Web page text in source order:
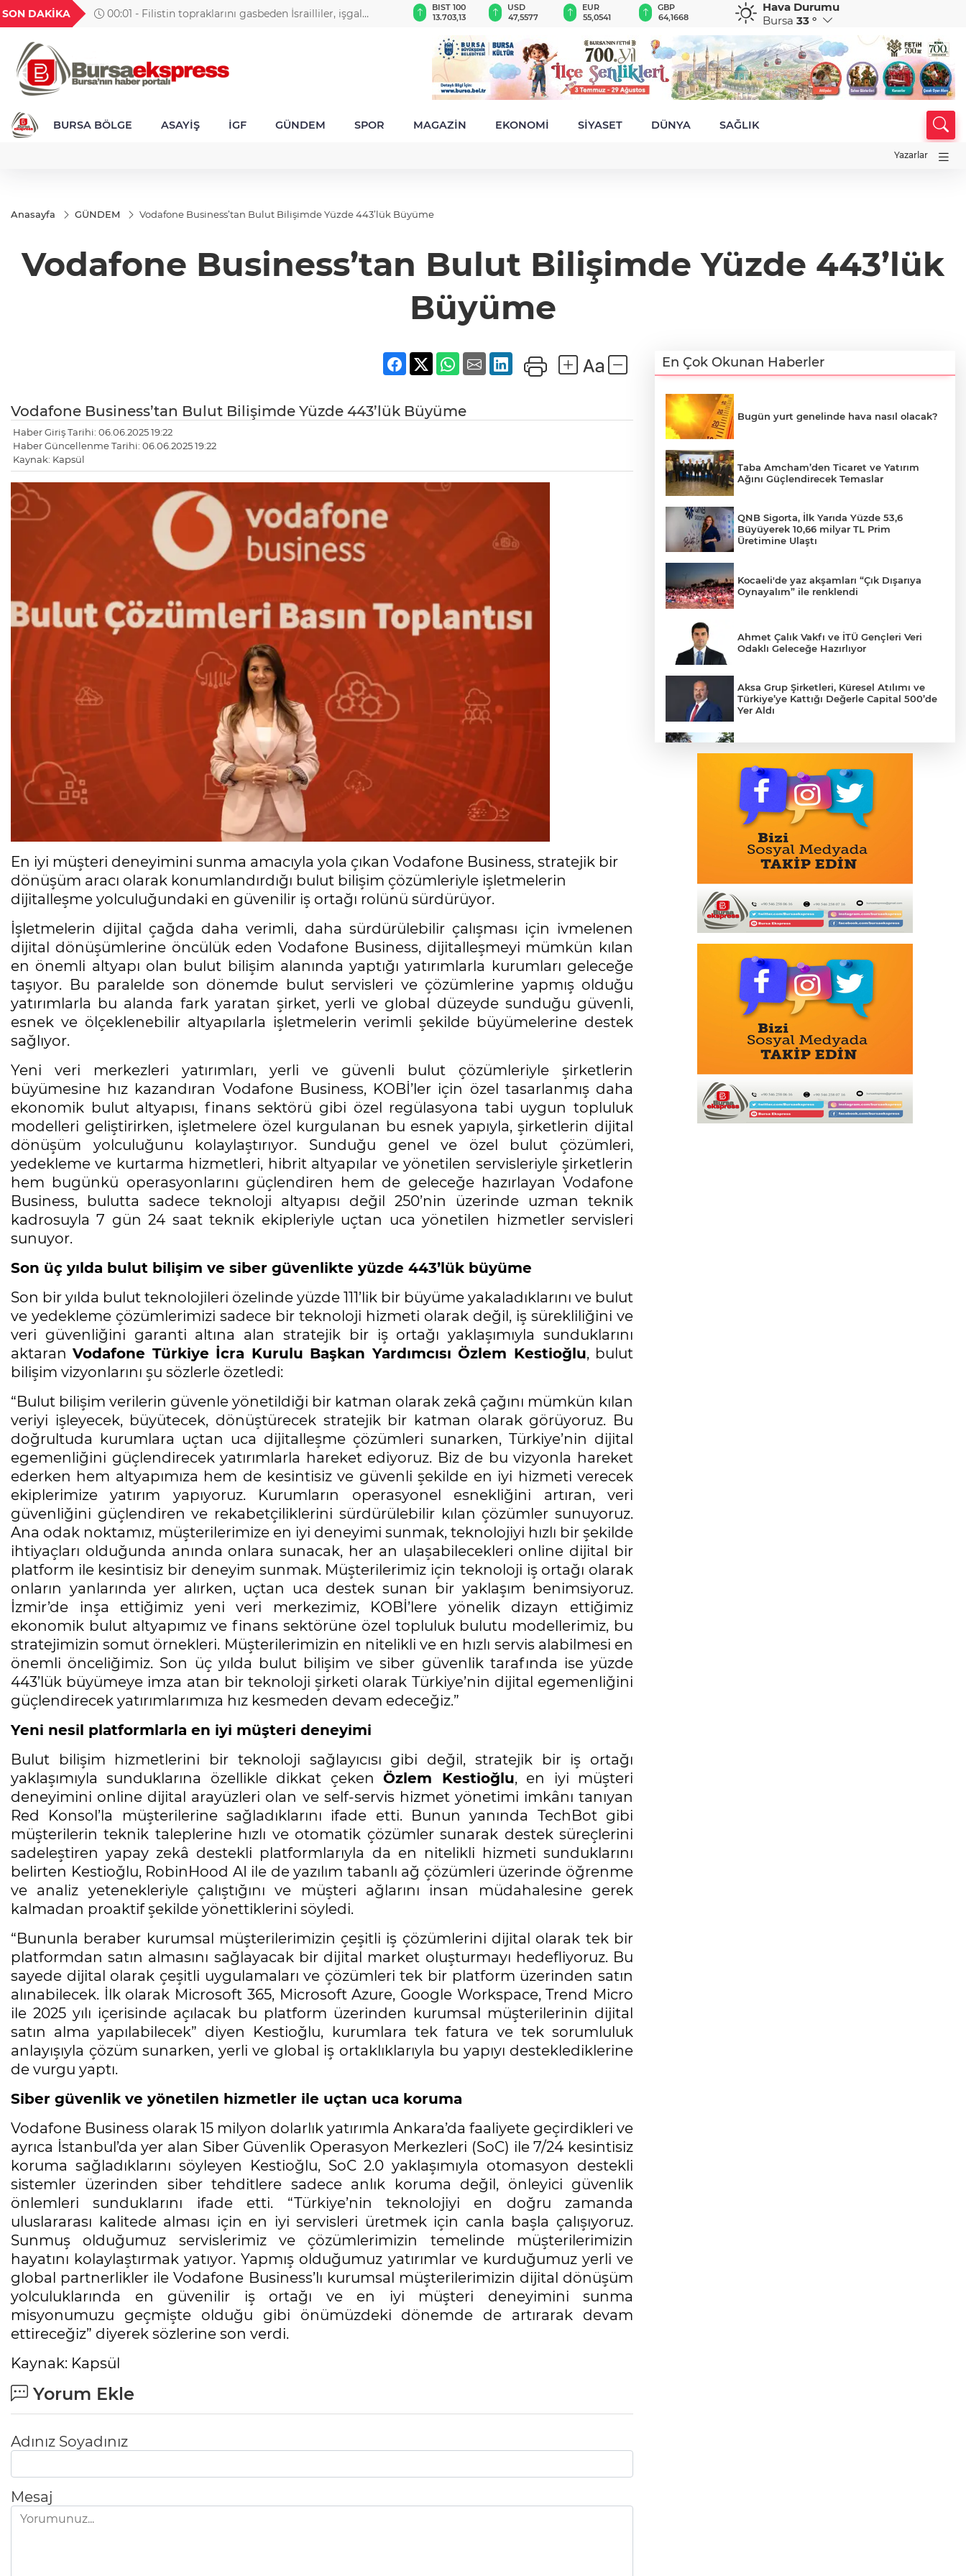
SON DAKİKA
00:01 - Filistin topraklarını gasbeden İsrailliler, işgal
18,1865
TND
16,3204
BGN
27,9529
VND
0,0018
GAU/TRY
6.497,54
BIST 100
13.703,13
USD
47,5577
EUR
55,0541
GBP
64,1668
CHF
58,9146
CAD
33,9394
Hava Durumu
Bursa 33 °
BURSA BÖLGE ASAYİŞ İGF GÜNDEM SPOR MAGAZİN EKONOMİ SİYASET DÜNYA SAĞLIK
Yazarlar
Anasayfa GÜNDEM Vodafone Business’tan Bulut Bilişimde Yüzde 443’lük Büyüme
Vodafone Business’tan Bulut Bilişimde Yüzde 443’lük
Büyüme
Vodafone Business’tan Bulut Bilişimde Yüzde 443’lük Büyüme
Haber Giriş Tarihi: 06.06.2025 19:22
Haber Güncellenme Tarihi: 06.06.2025 19:22
Kaynak: Kapsül
En iyi müşteri deneyimini sunma amacıyla yola çıkan Vodafone Business, stratejik bir
dönüşüm aracı olarak konumlandırdığı bulut bilişim çözümleriyle işletmelerin
dijitalleşme yolculuğundaki en güvenilir iş ortağı rolünü sürdürüyor.
İşletmelerin dijital çağda daha verimli, daha sürdürülebilir çalışması için ivmelenen
dijital dönüşümlerine öncülük eden Vodafone Business, dijitalleşmeyi mümkün kılan
en önemli altyapı olan bulut bilişim alanında yaptığı yatırımlarla kurumları geleceğe
taşıyor. Bu paralelde son dönemde bulut servisleri ve çözümlerine yapmış olduğu
yatırımlarla bu alanda fark yaratan şirket, yerli ve global düzeyde sunduğu güvenli,
esnek ve ölçeklenebilir altyapılarla işletmelerin verimli şekilde büyümelerine destek
sağlıyor.
Yeni veri merkezleri yatırımları, yerli ve güvenli bulut çözümleriyle şirketlerin
büyümesine hız kazandıran Vodafone Business, KOBİ’ler için özel tasarlanmış daha
ekonomik bulut altyapısı, finans sektörü gibi özel regülasyona tabi uygun topluluk
modelleri geliştirirken, işletmelere özel kurgulanan bu esnek yapıyla, şirketlerin dijital
dönüşüm yolculuğunu kolaylaştırıyor. Sunduğu genel ve özel bulut çözümleri,
yedekleme ve kurtarma hizmetleri, hibrit altyapılar ve yönetilen servisleriyle şirketlerin
hem bugünkü operasyonlarını güçlendiren hem de geleceğe hazırlayan Vodafone
Business, bulutta sadece teknoloji altyapısı değil 250’nin üzerinde uzman teknik
kadrosuyla 7 gün 24 saat teknik ekipleriyle uçtan uca yönetilen hizmetler servisleri
sunuyor.
Son üç yılda bulut bilişim ve siber güvenlikte yüzde 443’lük büyüme
Son bir yılda bulut teknolojileri özelinde yüzde 111’lik bir büyüme yakaladıklarını ve bulut
ve yedekleme çözümlerimizi sadece bir teknoloji hizmeti olarak değil, iş sürekliliğini ve
veri güvenliğini garanti altına alan stratejik bir iş ortağı yaklaşımıyla sunduklarını
aktaranVodafone Türkiye İcra Kurulu Başkan Yardımcısı Özlem Kestioğlu, bulut
bilişim vizyonlarını şu sözlerle özetledi:
“Bulut bilişim verilerin güvenle yönetildiği bir katman olarak zekâ çağını mümkün kılan
veriyi işleyecek, büyütecek, dönüştürecek stratejik bir katman olarak görüyoruz. Bu
doğrultuda kurumlara uçtan uca dijitalleşme çözümleri sunarken, Türkiye’nin dijital
egemenliğini güçlendirecek yatırımlarla hareket ediyoruz. Biz de bu vizyonla hareket
ederken hem altyapımıza hem de kesintisiz ve güvenli şekilde en iyi hizmeti verecek
ekiplerimize yatırım yapıyoruz. Kurumların operasyonel esnekliğini artıran, veri
güvenliğini güçlendiren ve rekabetçiliklerini sürdürülebilir kılan çözümler sunuyoruz.
Ana odak noktamız, müşterilerimize en iyi deneyimi sunmak, teknolojiyi hızlı bir şekilde
ihtiyaçları olduğunda anında onlara sunacak, her an ulaşabilecekleri online dijital bir
platform ile kesintisiz bir deneyim sunmak. Müşterilerimiz için teknoloji iş ortağı olarak
onların yanlarında yer alırken, uçtan uca destek sunan bir yaklaşım benimsiyoruz.
İzmir’de inşa ettiğimiz yeni veri merkezimiz, KOBİ’lere yönelik dizayn ettiğimiz
ekonomik bulut altyapımız ve finans sektörüne özel topluluk bulutu modellerimiz, bu
stratejimizin somut örnekleri. Müşterilerimizin en nitelikli ve en hızlı servis alabilmesi en
önemli önceliğimiz. Son üç yılda bulut bilişim ve siber güvenlik tarafında ise yüzde
443’lük büyümeye imza atan bir teknoloji şirketi olarak Türkiye’nin dijital egemenliğini
güçlendirecek yatırımlarımıza hız kesmeden devam edeceğiz.”
Yeni nesil platformlarla en iyi müşteri deneyimi
Bulut bilişim hizmetlerini bir teknoloji sağlayıcısı gibi değil, stratejik bir iş ortağı
yaklaşımıyla sunduklarına özellikle dikkat çekenÖzlem Kestioğlu, en iyi müşteri
deneyimini online dijital arayüzleri olan ve self-servis hizmet yönetimi imkânı tanıyan
Red Konsol’la müşterilerine sağladıklarını ifade etti. Bunun yanında TechBot gibi
müşterilerin teknik taleplerine hızlı ve otomatik çözümler sunarak destek süreçlerini
sadeleştiren yapay zekâ destekli platformlarıyla da en nitelikli hizmeti sunduklarını
belirten Kestioğlu, RobinHood AI ile de yazılım tabanlı ağ çözümleri üzerinde öğrenme
ve analiz yetenekleriyle çalıştığını ve müşteri ağlarını insan müdahalesine gerek
kalmadan proaktif şekilde yönettiklerini söyledi.
“Bununla beraber kurumsal müşterilerimizin çeşitli iş çözümlerini dijital olarak tek bir
platformdan satın almasını sağlayacak bir dijital market oluşturmayı hedefliyoruz. Bu
sayede dijital olarak çeşitli uygulamaları ve çözümleri tek bir platform üzerinden satın
alınabilecek. İlk olarak Microsoft 365, Microsoft Azure, Google Workspace, Trend Micro
ile 2025 yılı içerisinde açılacak bu platform üzerinden kurumsal müşterilerinin dijital
satın alma yapılabilecek” diyen Kestioğlu, kurumlara tek fatura ve tek sorumluluk
anlayışıyla çözüm sunarken, yerli ve global iş ortaklıklarıyla bu yapıyı desteklediklerine
de vurgu yaptı.
Siber güvenlik ve yönetilen hizmetler ile uçtan uca koruma
Vodafone Business olarak 15 milyon dolarlık yatırımla Ankara’da faaliyete geçirdikleri ve
ayrıca İstanbul’da yer alan Siber Güvenlik Operasyon Merkezleri (SoC) ile 7/24 kesintisiz
koruma sağladıklarını söyleyen Kestioğlu, SoC 2.0 yaklaşımıyla otomasyon destekli
sistemler üzerinden siber tehditlere sadece anlık koruma değil, önleyici güvenlik
önlemleri sunduklarını ifade etti. “Türkiye’nin teknolojiyi en doğru zamanda
uluslararası kalitede alması için en iyi servisleri üretmek için canla başla çalışıyoruz.
Sunmuş olduğumuz servislerimiz ve çözümlerimizin temelinde müşterilerimizin
hayatını kolaylaştırmak yatıyor. Yapmış olduğumuz yatırımlar ve kurduğumuz yerli ve
global partnerlikler ile Vodafone Business’lı kurumsal müşterilerimizin dijital dönüşüm
yolculuklarında en güvenilir iş ortağı ve en iyi müşteri deneyimini sunma
misyonumuzu geçmişte olduğu gibi önümüzdeki dönemde de artırarak devam
ettireceğiz” diyerek sözlerine son verdi.
Kaynak: Kapsül
Yorum Ekle
Adınız Soyadınız
Mesaj
En Çok Okunan Haberler
Bugün yurt genelinde hava nasıl olacak?
Taba Amcham’den Ticaret ve Yatırım
Ağını Güçlendirecek Temaslar
QNB Sigorta, İlk Yarıda Yüzde 53,6
Büyüyerek 10,66 milyar TL Prim
Üretimine Ulaştı
Kocaeli'de yaz akşamları “Çık Dışarıya
Oynayalım” ile renklendi
Ahmet Çalık Vakfı ve İTÜ Gençleri Veri
Odaklı Geleceğe Hazırlıyor
Aksa Grup Şirketleri, Küresel Atılımı ve
Türkiye’ye Kattığı Değerle Capital 500’de
Yer Aldı
Özgür Özel ve Veli Ağbaba için fezleke
hazırlandı!
53 Milyar Dolarlık Küresel Parfüm
Pazarında 30 Milyon TL Ek Yatırım
Ankara Keçiören'de tarladan sofralara
doğal üretim